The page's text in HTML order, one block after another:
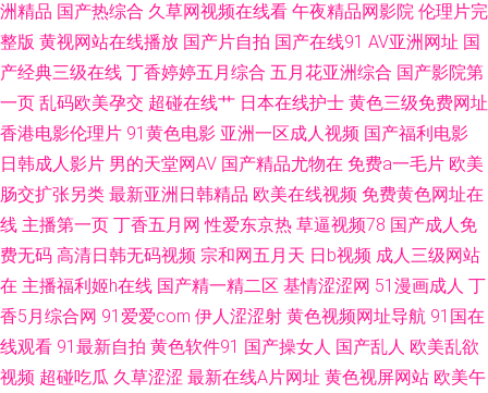
人小视频资源库 青草大香蕉91视频 91精品国产 国产原创自偷自拍系列 91操
洲日韩欧美变态 99视频自拍在线 欧美精品久久多人混战 91视频91自 久久免
费毛片 91传媒免费入口 第一福利社区av 天堂ab精 wwwcom五月天 日韩综合
视频专区 91原创视屏 蜜桃情侣ab 99精品热看 95福利片 色色网五月社区 91
制片厂毛片大全集 欧美福利在线 91大神呆哥视频模特 国产福利写真 四虎东
洲精品 国产热综合 久草网视频在线看 午夜精品网影院 伦理片完
整版 黄视网站在线播放 国产片自拍 国产在线91 AV亚洲网址 国
产经典三级在线 丁香婷婷五月综合 五月花亚洲综合 国产影院第
一页 乱码欧美孕交 超碰在线艹 日本在线护士 黄色三级免费网址
香港电影伦理片 91黄色电影 亚洲一区成人视频 国产福利电影
日韩成人影片 男的天堂网AV 国产精品尤物在 免费a一毛片 欧美
肠交扩张另类 最新亚洲日韩精品 欧美在线视频 免费黄色网址在
线 主播第一页 丁香五月网 性爱东京热 草逼视频78 国产成人免
费无码 高清日韩无码视频 宗和网五月天 日b视频 成人三级网站
在 主播福利姬h在线 国产精一精二区 基情涩涩网 51漫画成人 丁
香5月综合网 91爱爱com 伊人涩涩射 黄色视频网址导航 91国在
线观看 91最新自拍 黄色软件91 国产操女人 国产乱人 欧美乱欲
视频 超碰吃瓜 久草涩涩 最新在线A片网址 黄色视屏网站 欧美午